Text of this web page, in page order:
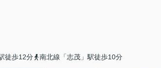
徒歩12分 南北線「志茂」駅徒歩10分